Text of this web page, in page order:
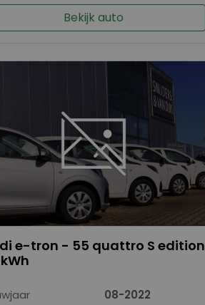
Bekijk auto
e-tron - 55 quattro S edition
08-2022